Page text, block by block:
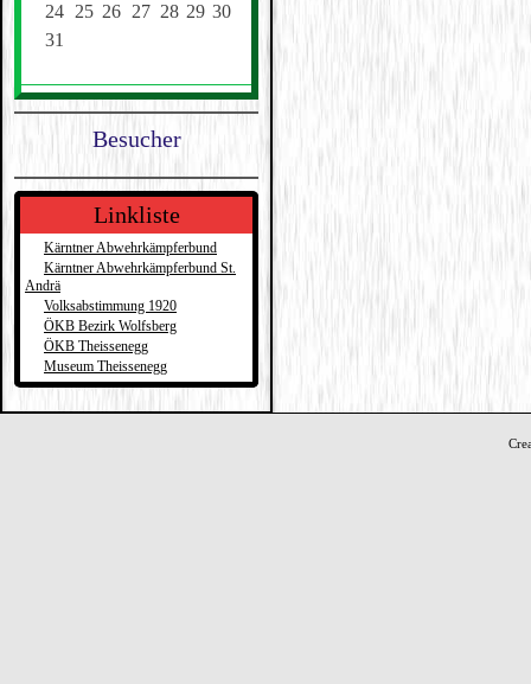
24
25 26 27 28 29 30
31
Besucher
Linkliste
Kärntner Abwehrkämpferbund
Kärntner Abwehrkämpferbund St.
Andrä
Volksabstimmung 1920
ÖKB Bezirk Wolfsberg
ÖKB Theissenegg
Museum Theissenegg